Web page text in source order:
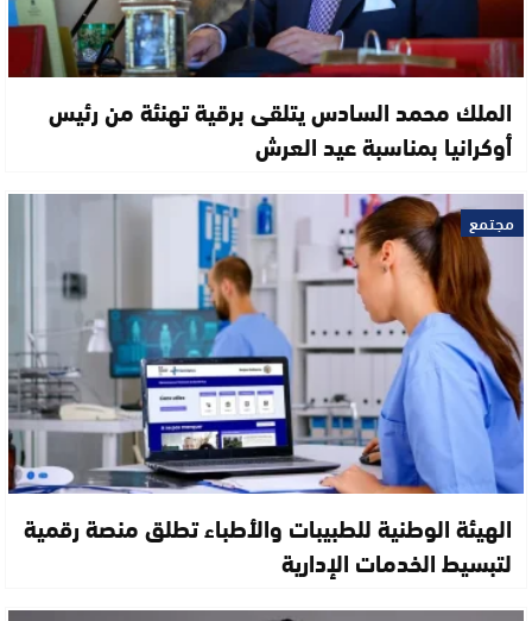
الملك محمد السادس يتلقى برقية تهنئة من رئيس
أوكرانيا بمناسبة عيد العرش
مجتمع
الهيئة الوطنية للطبيبات والأطباء تطلق منصة رقمية
لتبسيط الخدمات الإدارية